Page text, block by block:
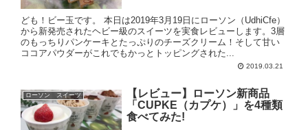
ども！ビー玉です。 本日は2019年3月19日にローソン（UdhiCfe）
から新発売されたヘビー級のスイーツを実食レビューします。3層
のもっちりパンケーキとたっぷりのチーズクリーム！そして甘い
ココアパウダーがこれでもかっとトッピングされた...
2019.03.21
ローソン スイーツ
【レビュー】ローソン新商品
「CUPKE（カプケ）」を4種類
食べてみた!